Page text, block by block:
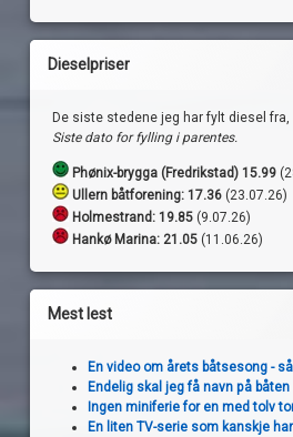
Dieselpriser
De siste stedene jeg har fylt diesel
Siste dato for fylling i parentes.
Phønix-brygga (Fredrikstad) 15.99
Ullern båtforening: 17.36 (23.07.26)
Holmestrand: 19.85 (9.07.26)
Hankø Marina: 21.05 (11.06.26)
Mest lest
En video om årets båtsesong -
Endelig skal jeg få navn på båten
Ingen miniferie for en med tolv
En liten TV-serie som kanskje